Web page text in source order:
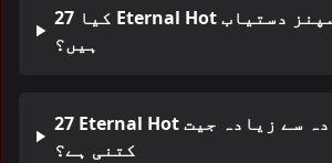
کیا 27 Eternal Hot میں مفت اسپنز دستیاب
ہیں؟
27 Eternal Hot میں زیادہ سے زیادہ جیت
کتنی ہے؟